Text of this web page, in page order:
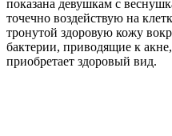
показана девушкам с
точечно воздействую на
тронутой здоровую кожу
бактерии, приводящие к
приобретает здоровый вид.